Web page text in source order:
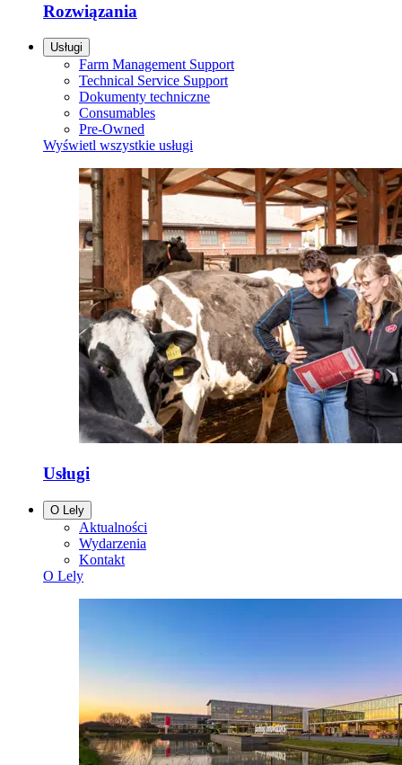
Rozwiązania
Usługi
Farm Management Support
Technical Service Support
Dokumenty techniczne
Consumables
Pre-Owned
Wyświetl wszystkie usługi
Usługi
O Lely
Aktualności
Wydarzenia
Kontakt
O Lely